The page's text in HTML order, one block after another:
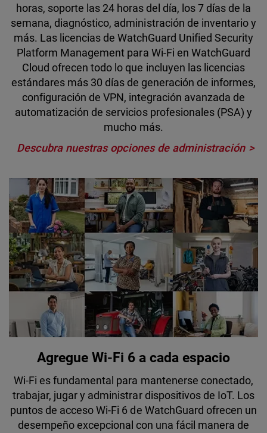
horas, soporte las 24 horas del día, los 7 días de la
semana, diagnóstico, administración de inventario y
más. Las licencias de WatchGuard Unified Security
Platform Management para Wi-Fi en WatchGuard
Cloud ofrecen todo lo que incluyen las licencias
estándares más 30 días de generación de informes,
configuración de VPN, integración avanzada de
automatización de servicios profesionales (PSA) y
mucho más.
Descubra nuestras opciones de administración
Agregue Wi-Fi 6 a cada espacio
Wi-Fi es fundamental para mantenerse conectado,
trabajar, jugar y administrar dispositivos de IoT. Los
puntos de acceso Wi-Fi 6 de WatchGuard ofrecen un
desempeño excepcional con una fácil manera de